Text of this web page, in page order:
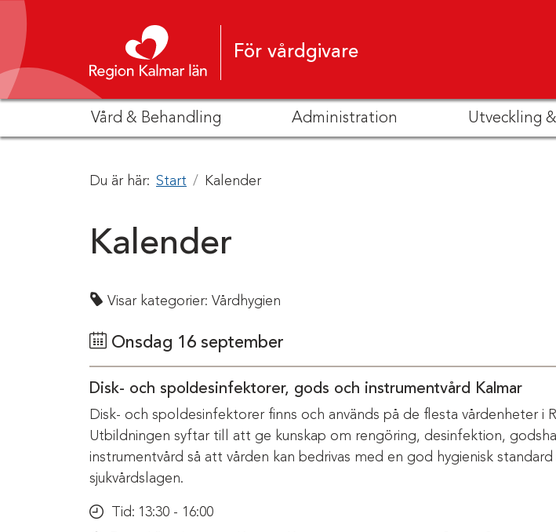
Hoppa till innehåll
För vårdgivare
Vård & Behandling Administration Utveckling
Du är här: Start Kalender
Kalender
Visar kategorier: Vårdhygien
Onsdag 16 september
Disk- och spoldesinfektorer, gods och instrumentvård Kalmar
Disk- och spoldesinfektorer finns och används på de flesta vårdenheter i
Utbildningen syftar till att ge kunskap om rengöring, desinfektion,
instrumentvård så att vården kan bedrivas med en god hygienisk
sjukvårdslagen.
Tid: 13:30 - 16:00